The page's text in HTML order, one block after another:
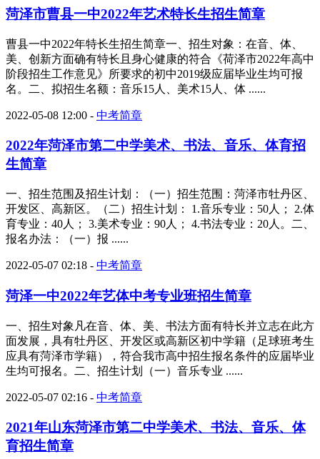
菏泽市曹县一中2022年艺术特长生招生简章
曹县一中2022年特长生招生简章一、招生对象：在音、体、
美、创新方面确有特长且身心健康的符合《荷泽市2022年高中
阶段招生工作意见》所要求的初中2019级应届毕业生均可报
名。二、拟招生名额：音乐15人、美术15人、体 ......
2022-05-08 12:00 - 中考简章
2022年菏泽市第二中学美术、书法、音乐、体育招
生简章
一、招生范围及招生计划：（一）招生范围：菏泽市牡丹区、
开发区、高新区。（二）招生计划： 1.音乐专业：50人； 2.体
育专业：40人； 3.美术专业：90人； 4.书法专业：20人。二、
报名办法：（一）报 ......
2022-05-07 02:18 - 中考简章
菏泽一中2022年艺体中考专业班招生简章
一、招生对象凡在音、体、美、书法方面有特长并立志在此方
面发展，具有牡丹区、开发区或高新区初中学籍（足球班考生
应具有菏泽市学籍），符合我市高中招生报名条件的应届毕业
生均可报名。二、招生计划（一）音乐专业 ......
2022-05-07 02:16 - 中考简章
2021年山东菏泽市第二中学美术、书法、音乐、体
育招生简章